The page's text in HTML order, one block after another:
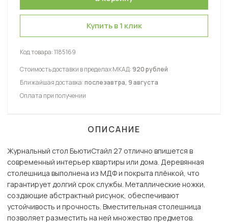
Купить в 1 клик
Код товара:1185169
Стоимость доставки в пределах МКАД:920 рублей
Ближайшая доставка:послезавтра, 9 августа
Оплата при получении
ОПИСАНИЕ
Журнальный стол БьютиСтайл 27 отлично впишется в
современный интерьер квартиры или дома. Деревянная
столешница выполнена из МДФ и покрыта плёнкой, что
гарантирует долгий срок службы. Металлические ножки,
создающие абстрактный рисунок, обеспечивают
устойчивость и прочность. Вместительная столешница
позволяет разместить на ней множество предметов.